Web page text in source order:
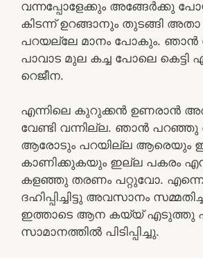
വന്നപ്പോളേക്കും അങ്ങേർക്കു
കിടന്ന് ഉറങ്ങാനും തുടങ്ങി
പറയല്ലേ മാനം പോകും. ഞാൻ
പാവാട മുല കച്ച പോലെ കെട്ടി
റെജീന.
എന്നിലെ കുറുക്കൻ ഉണരാൻ
വേണ്ടി വന്നില്ല. ഞാൻ
ആരോടും പറയില്ല ആരെയും
കാണിക്കുകയും ഇല്ല പകരം
കളഞ്ഞു തരണം പറ്റുവോ. എന്നെ
ദഹിപ്പിച്ചിട്ടു അവസാനം
ഇത്താടെ ആന കയ്യ് എടുത്തു
സാമാനത്തിൽ പിടിപ്പിച്ചു.